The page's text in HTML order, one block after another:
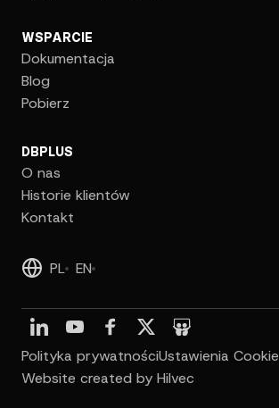
WSPARCIE
Dokumentacja
Blog
Pobierz
DBPLUS
O nas
Historie klientów
Kontakt
PL EN
Polityka prywatnościUstawienia Cookie
Website created by Hilvec